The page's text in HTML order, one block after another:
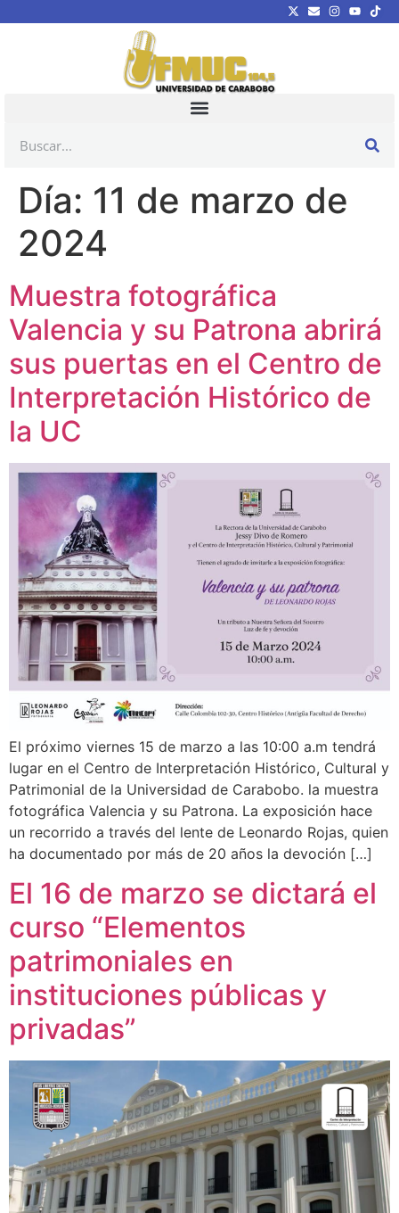
Día: 11 de marzo de
2024
Muestra fotográfica
Valencia y su Patrona abrirá
sus puertas en el Centro de
Interpretación Histórico de
la UC
El próximo viernes 15 de marzo a las 10:00 a.m tendrá
lugar en el Centro de Interpretación Histórico, Cultural y
Patrimonial de la Universidad de Carabobo. la muestra
fotográfica Valencia y su Patrona. La exposición hace
un recorrido a través del lente de Leonardo Rojas, quien
ha documentado por más de 20 años la devoción […]
El 16 de marzo se dictará el
curso “Elementos
patrimoniales en
instituciones públicas y
privadas”